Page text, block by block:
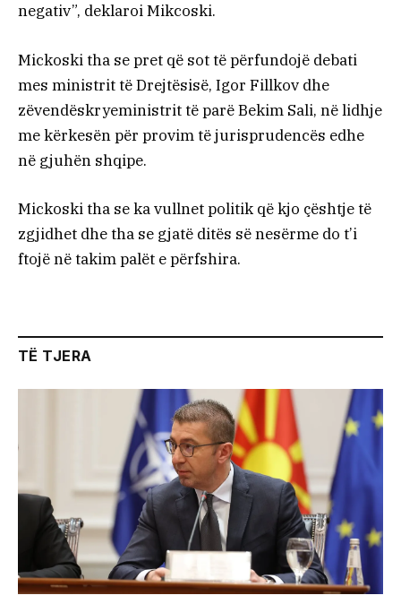
negativ”, deklaroi Mikcoski.
Mickoski tha se pret që sot të përfundojë debati
mes ministrit të Drejtësisë, Igor Fillkov dhe
zëvendëskryeministrit të parë Bekim Sali, në lidhje
me kërkesën për provim të jurisprudencës edhe
në gjuhën shqipe.
Mickoski tha se ka vullnet politik që kjo çështje të
zgjidhet dhe tha se gjatë ditës së nesërme do t’i
ftojë në takim palët e përfshira.
TË TJERA